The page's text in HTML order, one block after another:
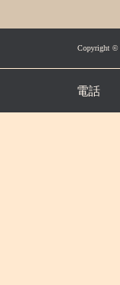
Copyright ©
電話